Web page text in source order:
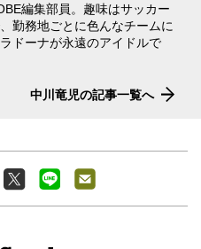
編集部員。趣味はサッカー
勤務地ごとに色んなチームに
ドーナが永遠のアイドルで
中川竜児の記事一覧へ